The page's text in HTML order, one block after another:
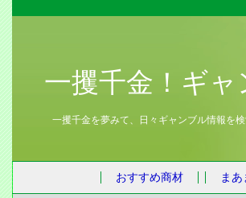
一攫千金！ギ
一攫千金を夢みて、日々ギャンブル情報を
おすすめ商材 ま